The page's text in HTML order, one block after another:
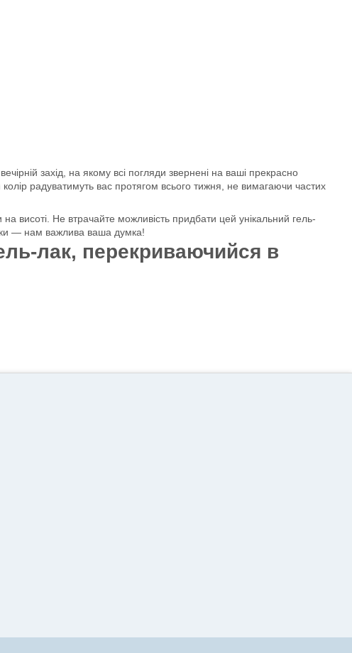
захід, на якому всі погляди звернені на ваші прекрасно
радуватимуть вас протягом всього тижня, не вимагаючи частих
Не втрачайте можливість придбати цей унікальний гель-
— нам важлива ваша думка!
лак, перекриваючийся в